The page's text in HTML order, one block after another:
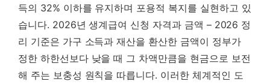
득의 32% 이하를 유지하며 포용적 복지를 실현하고 있
습니다. 2026년 생계급여 신청 자격과 금액 – 2026 정
리 기준은 가구 소득과 재산을 환산한 금액이 정부가
정한 하한선보다 낮을 때 그 차액만큼을 현금으로 보전
해 주는 보충성 원칙을 따릅니다. 이러한 체계적인 도